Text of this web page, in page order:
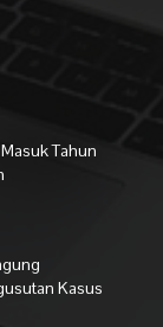
Tahun
Kasus